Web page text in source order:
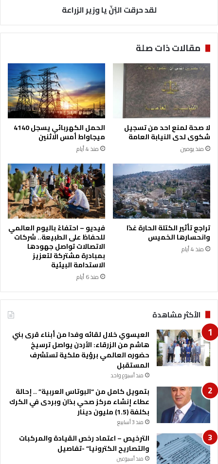
لقد حرقت البُنّ يا وزير الزراعة
مقالات ذات صلة
لا صحة لمنع احد من تسجيل
شكوى لدى النيابة العامة
منذ يومين
الحمل الكهربائي يسجل 4140
ميجاواط أمس الاثنين
منذ 4 أيام
تراجع تأثير الكتلة الحارة غدًا
وانحسارها الخميس
منذ 4 أيام
فيديو – احتفاءً باليوم العالمي
للحفاظ على الطبيعة.. شركات
الاتصالات تواصل جهودها
بمبادرة مشتركة لتعزيز
الاستدامة البيئية
منذ 6 أيام
الأكثر مشاهدة
العيسوي خلال لقائه وفدا من أبناء قرى بني
هاشم من الزرقاء: الأردن يواصل ترسيخ
حضوره العالمي برؤية ملكية تستشرف
المستقبل
منذ أسبوع واحد
بتمويل كامل من “البوتاس العربية” .. إحالة
عطاء إنشاء مركز صحي بذان وبردى في الكرك
بكلفة (1.5) مليون دينار
منذ 3 أسابيع
الترخيص – اعتماد رخص القيادة والمركبات
والتصاريح الكترونيا” -تفاصيل
منذ أسبوعين